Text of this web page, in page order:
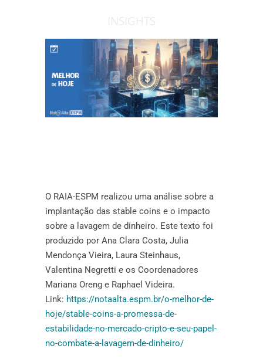
O RAIA-ESPM realizou uma análise sobre a
implantação das stable coins e o impacto
sobre a lavagem de dinheiro. Este texto foi
produzido por Ana Clara Costa, Julia
Mendonça Vieira, Laura Steinhaus,
Valentina Negretti e os Coordenadores
Mariana Oreng e Raphael Videira.
Link: https://notaalta.espm.br/o-melhor-de-
hoje/stable-coins-a-promessa-de-
estabilidade-no-mercado-cripto-e-seu-papel-
no-combate-a-lavagem-de-dinheiro/